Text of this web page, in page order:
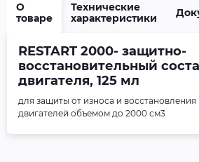
О
товаре
Технические
характеристики
RESTART 2000- защитно-
восстановительный
двигателя, 125 мл
для защиты от износа и
двигателей объемом до 2000 см3